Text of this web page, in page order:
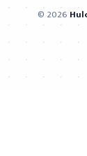
© 2026